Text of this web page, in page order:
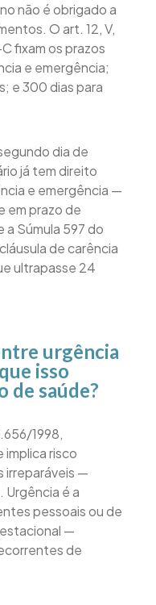
não é obrigado a
O art. 12, V,
fixam os prazos
e emergência;
e 300 dias para
dia de
já tem direito
e emergência —
em prazo de
a Súmula 597 do
de carência
ultrapasse 24
urgência
isso
de saúde?
1998,
implica risco
irreparáveis —
Urgência é a
pessoais ou de
—
de